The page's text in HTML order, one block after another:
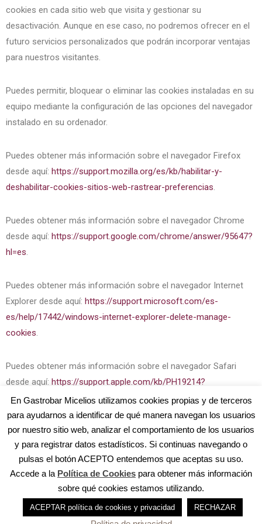
cookies en cada sitio web que visita y gestionar su
desactivación. Aunque en ese caso, no podremos ofrecer en el
futuro servicios personalizados que podrán incorporar ventajas
para nuestros visitantes.
Puedes permitir, bloquear o eliminar las cookies instaladas en su
equipo mediante la configuración de las opciones del navegador
instalado en su ordenador.
Puedes obtener más información sobre el navegador Firefox
desde aquí: https://support.mozilla.org/es/kb/habilitar-y-
deshabilitar-cookies-sitios-web-rastrear-preferencias.
Puedes obtener más información sobre el navegador Chrome
desde aquí: https://support.google.com/chrome/answer/95647?
hl=es.
Puedes obtener más información sobre el navegador Internet
Explorer desde aquí: https://support.microsoft.com/es-
es/help/17442/windows-internet-explorer-delete-manage-
cookies.
Puedes obtener más información sobre el navegador Safari
desde aquí: https://support.apple.com/kb/PH19214?
viewlocale=es_ES&locale=es_ES.
Puedes obtener más información sobre el navegador Opera
desde aquí:http://help.opera.com/Windows/11.50/es-
ES/cookies.html.
En Gastrobar Micelios utilizamos cookies propias y de terceros
para ayudarnos a identificar de qué manera navegan los usuarios
por nuestro sitio web, analizar el comportamiento de los usuarios
y para registrar datos estadísticos. Si continuas navegando o
pulsas el botón ACEPTO entendemos que aceptas su uso.
Accede a la Política de Cookies para obtener más información
sobre qué cookies estamos utilizando.
ACEPTAR política de cookies y privacidad RECHAZAR